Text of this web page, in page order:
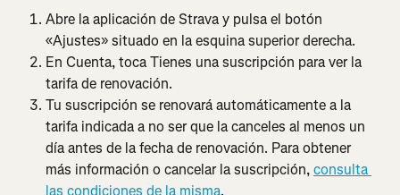
Abre la aplicación de Strava y pulsa el botón
«Ajustes» situado en la esquina superior derecha.
En Cuenta, toca Tienes una suscripción para ver la
tarifa de renovación.
Tu suscripción se renovará automáticamente a la
tarifa indicada a no ser que la canceles al menos un
día antes de la fecha de renovación. Para obtener
más información o cancelar la suscripción, consulta